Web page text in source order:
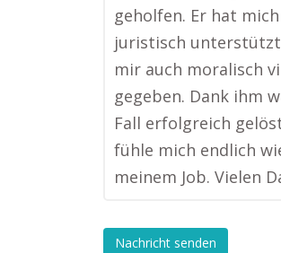
geholfen. Er hat
juristisch
mir auch moralisch
gegeben. Dank ihm
Fall erfolgreich
fühle mich endlich
meinem Job. Vielen
Nachricht senden